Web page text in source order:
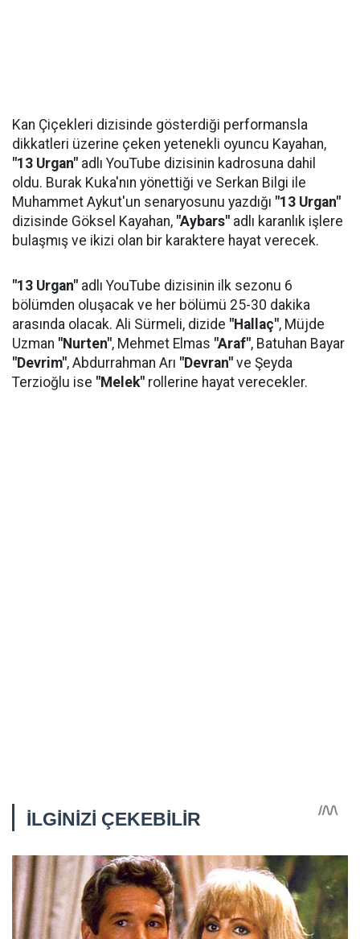
Kan Çiçekleri dizisinde gösterdiği performansla
dikkatleri üzerine çeken yetenekli oyuncu Kayahan,
"13 Urgan" adlı YouTube dizisinin kadrosuna dahil
oldu. Burak Kuka'nın yönettiği ve Serkan Bilgi ile
Muhammet Aykut'un senaryosunu yazdığı "13 Urgan"
dizisinde Göksel Kayahan, "Aybars" adlı karanlık işlere
bulaşmış ve ikizi olan bir karaktere hayat verecek.
"13 Urgan" adlı YouTube dizisinin ilk sezonu 6
bölümden oluşacak ve her bölümü 25-30 dakika
arasında olacak. Ali Sürmeli, dizide "Hallaç", Müjde
Uzman "Nurten", Mehmet Elmas "Araf", Batuhan Bayar
"Devrim", Abdurrahman Arı "Devran" ve Şeyda
Terzioğlu ise "Melek" rollerine hayat verecekler.